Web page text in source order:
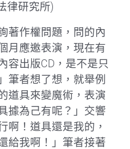
律研究所)
著作權問題，問的內
月應邀表演，現在有
容出版CD，是不是只
筆者想了想，就舉例
道具來變魔術，表演
據為己有呢？」交響
啊！道具還是我的，
給我啊！」筆者接著